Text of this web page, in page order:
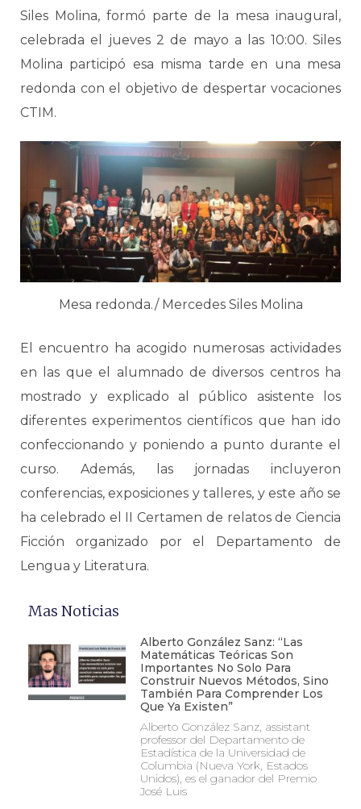
Siles Molina, formó parte de la mesa inaugural,
celebrada el jueves 2 de mayo a las 10:00. Siles
Molina participó esa misma tarde en una mesa
redonda con el objetivo de despertar vocaciones
CTIM.
Mesa redonda./ Mercedes Siles Molina
El encuentro ha acogido numerosas actividades
en las que el alumnado de diversos centros ha
mostrado y explicado al público asistente los
diferentes experimentos científicos que han ido
confeccionando y poniendo a punto durante el
curso. Además, las jornadas incluyeron
conferencias, exposiciones y talleres, y este año se
ha celebrado el II Certamen de relatos de Ciencia
Ficción organizado por el Departamento de
Lengua y Literatura.
Mas Noticias
Alberto González Sanz: “Las
Matemáticas Teóricas Son
Importantes No Solo Para
Construir Nuevos Métodos, Sino
También Para Comprender Los
Que Ya Existen”
Alberto González Sanz, assistant
professor del Departamento de
Estadística de la Universidad de
Columbia (Nueva York, Estados
Unidos), es el ganador del Premio
José Luis